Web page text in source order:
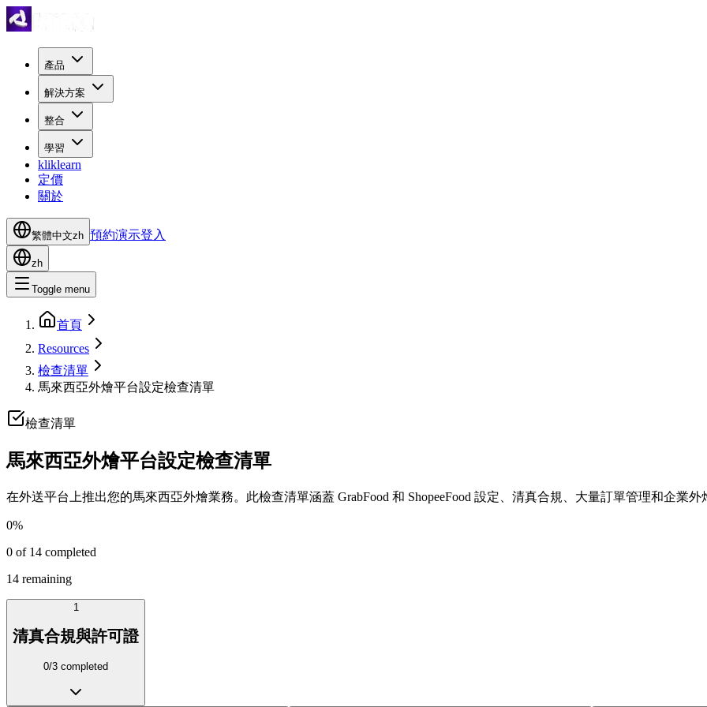
產品
解決方案
整合
學習
kliklearn
定價
關於
繁體中文zh 預約演示登入
zh
Toggle menu
首頁
Resources
檢查清單
馬來西亞外燴平台設定檢查清單
檢查清單
馬來西亞外燴平台設定檢查清單
在外送平台上推出您的馬來西亞外燴業務。此檢查清單涵蓋 GrabFood 和 ShopeeFood 設定、清真合規、大量訂單管理和企業外
0%
0 of 14 completed
14 remaining
1
清真合規與許可證
0/3 completed